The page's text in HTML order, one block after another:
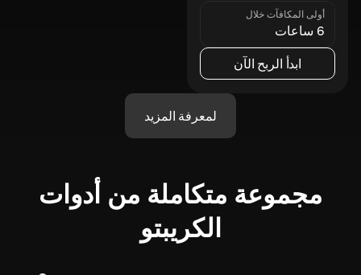
أولى المكافآت خلال
6 ساعات
ابدأ الربح الآن
لمعرفة المزيد
مجموعة متكاملة من أدوات
الكريبتو